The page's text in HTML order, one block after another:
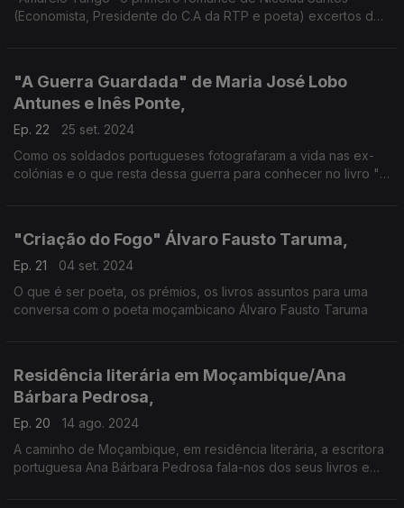
(Economista, Presidente do C.A da RTP e poeta) excertos do
"A Guerra Guardada" de Maria José Lobo
Antunes e Inês Ponte,
Ep. 22
25 set. 2024
Como os soldados portugueses fotografaram a vida nas ex-
colónias e o que resta dessa guerra para conhecer no livro "A
"Criação do Fogo" Álvaro Fausto Taruma,
Ep. 21
04 set. 2024
O que é ser poeta, os prémios, os livros assuntos para uma
conversa com o poeta moçambicano Álvaro Fausto Taruma
Residência literária em Moçambique/Ana
Bárbara Pedrosa,
Ep. 20
14 ago. 2024
A caminho de Moçambique, em residência literária, a escritora
portuguesa Ana Bárbara Pedrosa fala-nos dos seus livros e